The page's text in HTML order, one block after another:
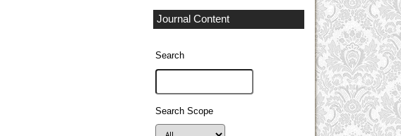
Journal Content
Search
Search Scope